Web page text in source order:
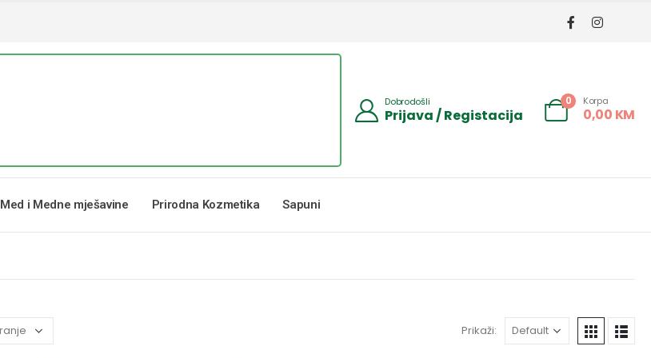
Dobrodošli
Prijava / Registacija
0 Korpa
0,00 KM
Med i Medne mješavine Prirodna Kozmetika Sapuni
Prikaži: